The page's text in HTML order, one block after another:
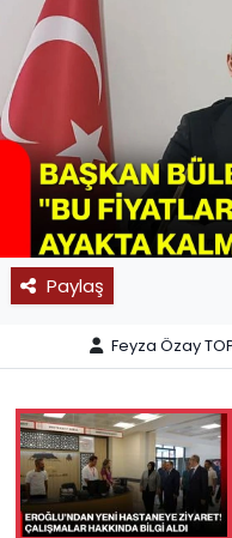
Paylaş
Feyza Özay
11:11 MANŞET